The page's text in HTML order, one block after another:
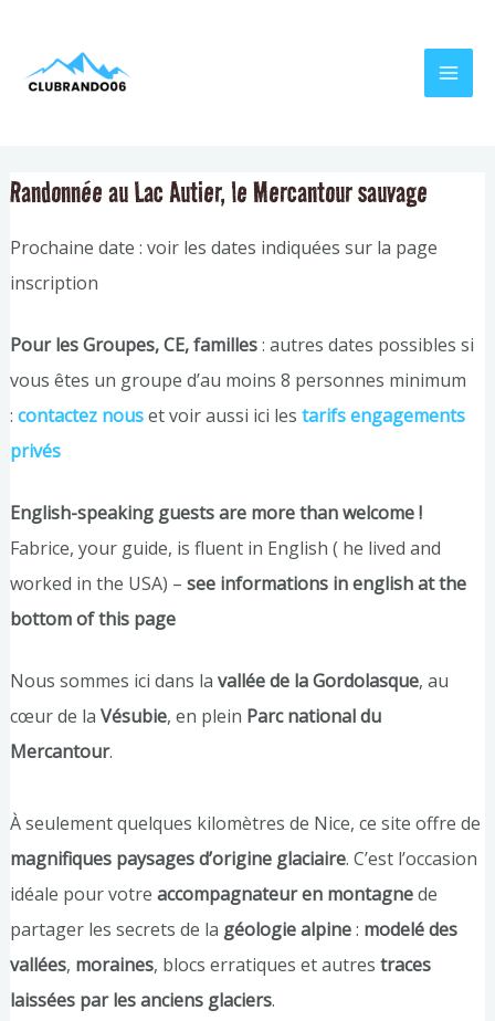
contenu
Randonnée au Lac Autier, le Mercantour sauvage
Prochaine date : voir les dates indiquées sur la page
inscription
Pour les Groupes, CE, familles: autres dates possibles si
vous êtes un groupe d’au moins 8 personnes minimum
: contactez nouset voir aussi ici les tarifs engagements
privés
English-speaking guests are more than welcome !
Fabrice, your guide, is fluent in English ( he lived and
worked in the USA) – see informations in english at the
bottom of this page
Nous sommes ici dans la vallée de la Gordolasque, au
cœur de la Vésubie, en plein Parc national du
Mercantour.
À seulement quelques kilomètres de Nice, ce site offre de
magnifiques paysages d’origine glaciaire. C’est l’occasion
idéale pour votre accompagnateur en montagnede
partager les secrets de la géologie alpine: modelé des
vallées, moraines, blocs erratiques et autres traces
laissées par les anciens glaciers.
de
l’article